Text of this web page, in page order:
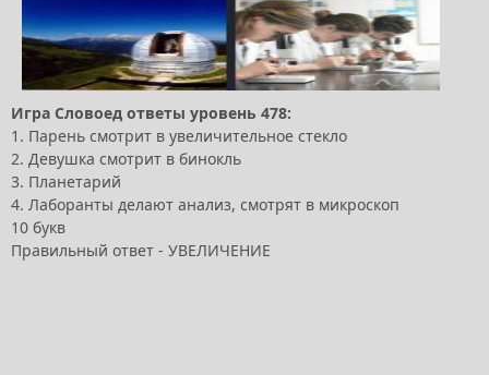
Игра Словоед ответы уровень 478:
1. Парень смотрит в увеличительное стекло
2. Девушка смотрит в бинокль
3. Планетарий
4. Лаборанты делают анализ, смотрят в микроскоп
10 букв
Правильный ответ - УВЕЛИЧЕНИЕ